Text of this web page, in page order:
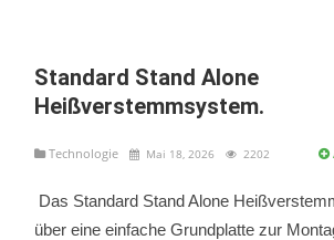
Standard Stand Alone
Heißverstemmsystem.
Technologie Mai 18, 2026 2202
Das Standard Stand Alone
über eine einfache Grundplatte zur